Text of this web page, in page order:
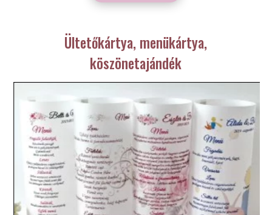
Ültetőkártya, menükártya,
köszönetajándék